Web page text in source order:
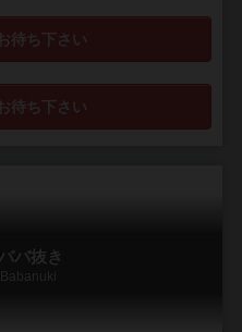
待ち下さい
待ち下さい
バ抜き